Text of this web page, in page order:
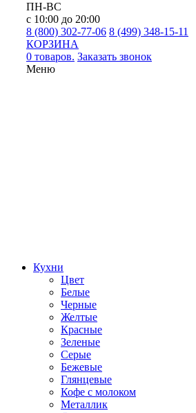
ПН-ВС
с 10:00 до 20:00
8 (800) 302-77-06 8 (499) 348-15-11
КОРЗИНА
0 товаров. Заказать звонок
Меню
Кухни
Цвет
Белые
Черные
Желтые
Красные
Зеленые
Серые
Бежевые
Глянцевые
Кофе с молоком
Металлик